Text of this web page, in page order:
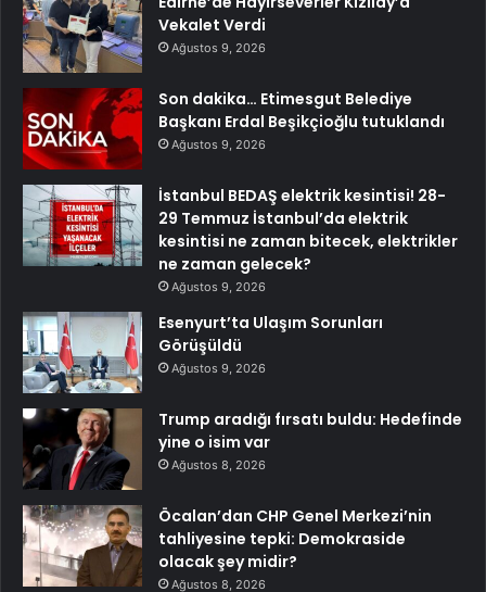
Vekalet Verdi
Ağustos 9, 2026
Son dakika… Etimesgut Belediye
Başkanı Erdal Beşikçioğlu tutuklandı
Ağustos 9, 2026
İstanbul BEDAŞ elektrik kesintisi! 28-
29 Temmuz İstanbul’da elektrik
kesintisi ne zaman bitecek, elektrikler
ne zaman gelecek?
Ağustos 9, 2026
Esenyurt’ta Ulaşım Sorunları
Görüşüldü
Ağustos 9, 2026
Trump aradığı fırsatı buldu: Hedefinde
yine o isim var
Ağustos 8, 2026
Öcalan’dan CHP Genel Merkezi’nin
tahliyesine tepki: Demokraside
olacak şey midir?
Ağustos 8, 2026